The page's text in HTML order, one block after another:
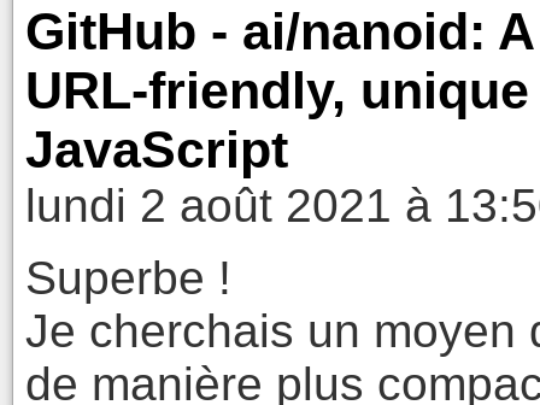
GitHub - ai/nanoid:
URL-friendly,
JavaScript
lundi 2 août 2021 à
Superbe !
Je cherchais un moyen
de manière plus